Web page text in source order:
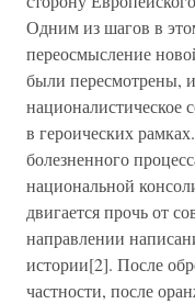
Одним из шагов в
переосмысление
были пересмотрены,
националистическое
в героических
болезненного
национальной
двигается прочь от
направлении
истории[2]. После
частности, после